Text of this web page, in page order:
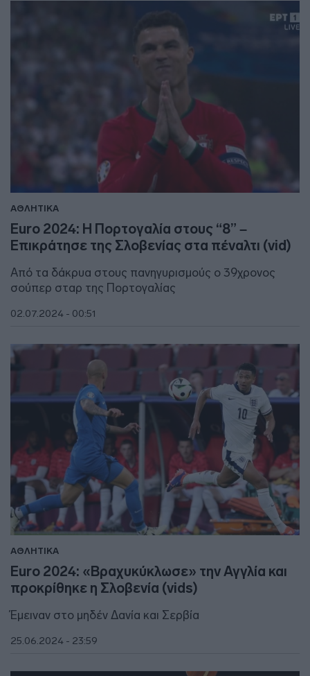
ΑΘΛΗΤΙΚΑ
Euro 2024: Η Πορτογαλία στους “8” –
Επικράτησε της Σλοβενίας στα πέναλτι (vid)
Από τα δάκρυα στους πανηγυρισμούς ο 39χρονος
σούπερ σταρ της Πορτογαλίας
02.07.2024 - 00:51
ΑΘΛΗΤΙΚΑ
Euro 2024: «Βραχυκύκλωσε» την Αγγλία και
προκρίθηκε η Σλοβενία (vids)
Έμειναν στο μηδέν Δανία και Σερβία
25.06.2024 - 23:59